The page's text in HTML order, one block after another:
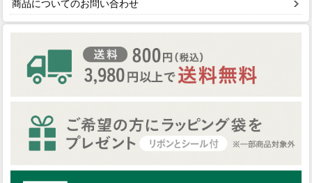
商品についてのお問い合わせ